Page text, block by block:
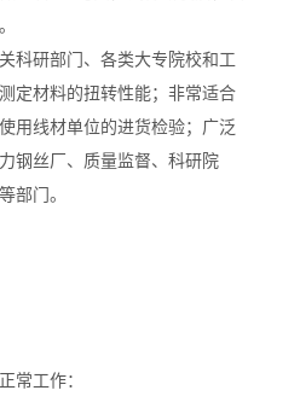
研部门、各类大专院校和工
定材料的扭转性能；非常适合
用线材单位的进货检验；广泛
钢丝厂、质量监督、科研院
部门。
工作：